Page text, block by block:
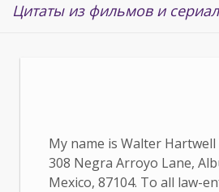
Цитаты из фильмов и
My name is Walter
308 Negra Arroyo Lane,
Mexico, 87104. To all law-